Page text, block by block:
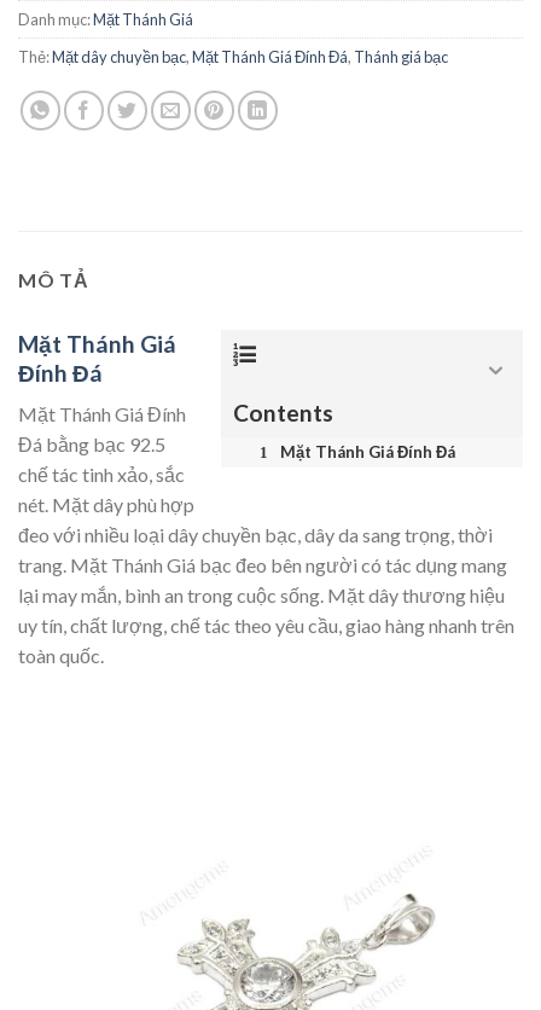
Danh mục:Mặt Thánh Giá
Thẻ:Mặt dây chuyền bạc,Mặt Thánh Giá Đính Đá, Thánh giá bạc
MÔ TẢ
Contents
Mặt Thánh Giá Đính Đá
Mặt Thánh Giá
Đính Đá
Mặt Thánh Giá Đính
Đá bằng bạc 92.5
chế tác tinh xảo, sắc
nét. Mặt dây phù hợp
đeo với nhiều loại dây chuyền bạc, dây da sang trọng, thời
trang. Mặt Thánh Giá bạc đeo bên người có tác dụng mang
lại may mắn, bình an trong cuộc sống. Mặt dây thương hiệu
uy tín, chất lượng, chế tác theo yêu cầu, giao hàng nhanh trên
toàn quốc.